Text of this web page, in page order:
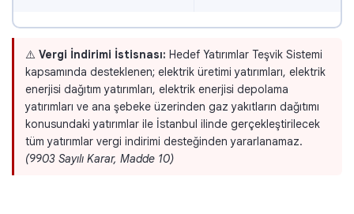
⚠️ Vergi İndirimi İstisnası: Hedef Yatırımlar Teşvik Sistemi
kapsamında desteklenen; elektrik üretimi yatırımları, elektrik
enerjisi dağıtım yatırımları, elektrik enerjisi depolama
yatırımları ve ana şebeke üzerinden gaz yakıtların dağıtımı
konusundaki yatırımlar ile İstanbul ilinde gerçekleştirilecek
tüm yatırımlar vergi indirimi desteğinden yararlanamaz.
(9903 Sayılı Karar, Madde 10)